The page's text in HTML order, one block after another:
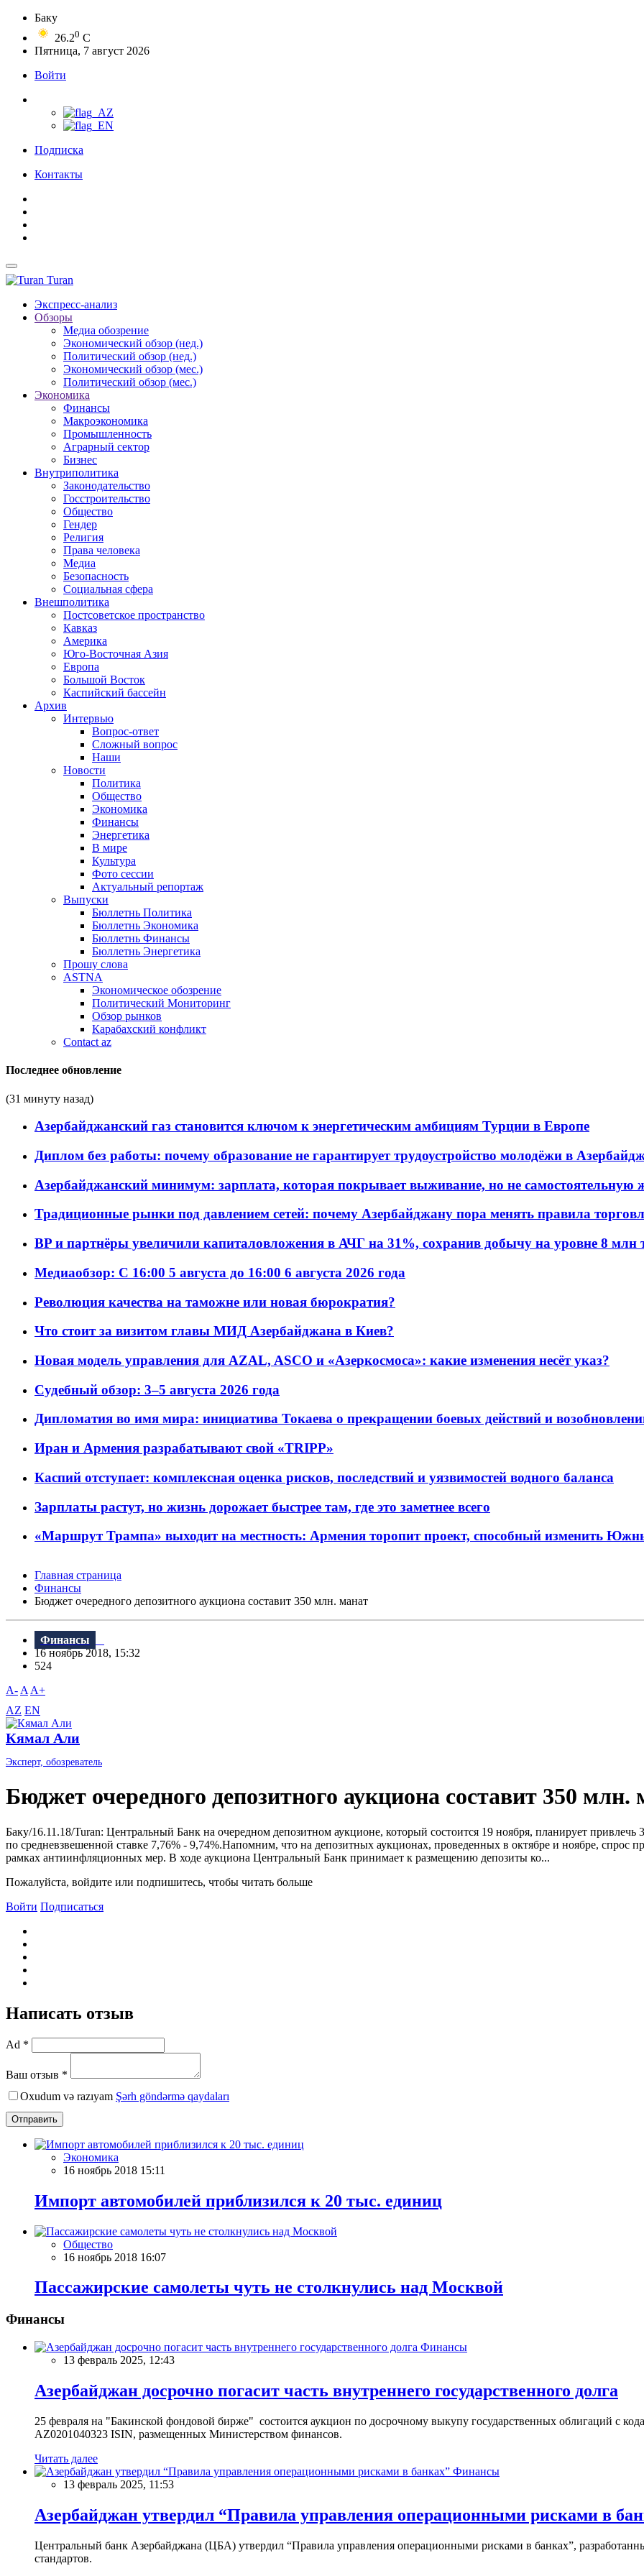
Баку
26.20 C
Пятница, 7 август 2026
Войти
Подписка
Контакты
Turan
Экспресс-анализ
Обзоры
Медиа обозрение
Экономический обзор (нед.)
Политический обзор (нед.)
Экономический обзор (мес.)
Политический обзор (мес.)
Экономика
Финансы
Макроэкономика
Промышленность
Аграрный сектор
Бизнес
Внутриполитика
Законодательство
Госстроительство
Общество
Гендер
Религия
Права человека
Медиа
Безопасность
Социальная сфера
Внешполитика
Постсоветское пространство
Кавказ
Америка
Юго-Восточная Азия
Европа
Большой Восток
Каспийский бассейн
Архив
Интервью
Вопрос-ответ
Сложный вопрос
Наши
Новости
Политика
Общество
Экономика
Финансы
Энергетика
В мире
Культура
Фото сессии
Актуальный репортаж
Выпуски
Бюллетнь Политика
Бюллетнь Экономика
Бюллетнь Финансы
Бюллетнь Энергетика
Прошу слова
ASTNA
Экономическое обозрение
Политический Мониторинг
Обзор рынков
Карабахский конфликт
Contact az
Последнее обновление
(31 минуту назад)
Азербайджанский газ становится ключом к энергетическим амбициям Турции в Европе
Диплом без работы: почему образование не гарантирует трудоустройство молодёжи в
Азербайджанский минимум: зарплата, которая покрывает выживание, но не самостоятельную
Традиционные рынки под давлением сетей: почему Азербайджану пора менять правила
BP и партнёры увеличили капиталовложения в АЧГ на 31%, сохранив добычу на уровне 8 млн
Медиаобзор: С 16:00 5 августа до 16:00 6 августа 2026 года
Революция качества на таможне или новая бюрократия?
Что стоит за визитом главы МИД Азербайджана в Киев?
Новая модель управления для AZAL, ASCO и «Азеркосмоса»: какие изменения несёт указ?
Судебный обзор: 3–5 августа 2026 года
Дипломатия во имя мира: инициатива Токаева о прекращении боевых действий и
Иран и Армения разрабатывают свой «TRIPP»
Каспий отступает: комплексная оценка рисков, последствий и уязвимостей водного баланса
Зарплаты растут, но жизнь дорожает быстрее там, где это заметнее всего
«Маршрут Трампа» выходит на местность: Армения торопит проект, способный изменить
Главная страница
Финансы
Бюджет очередного депозитного аукциона составит 350 млн. манат
Финансы
16 ноябрь 2018, 15:32
524
A- A A+
AZ EN
Кямал Али
Эксперт, обозреватель
Бюджет очередного депозитного аукциона составит 350 млн.
Баку/16.11.18/Turan: Центральный Банк на очередном депозитном аукционе, который состоится 19 ноября, планирует
по средневзвешенной ставке 7,76% - 9,74%.Напомним, что на депозитных аукционах, проведенных в октябре и ноябре, спрос
рамках антиинфляционных мер. B ходе аукциона Центральный Банк принимает к размещению депозиты ко...
Пожалуйста, войдите или подпишитесь, чтобы читать больше
Войти Подписаться
Написать отзыв
Ad *
Ваш отзыв *
Oxudum və razıyam Şərh göndərmə qaydaları
Отправить
Экономика
16 ноябрь 2018 15:11
Импорт автомобилей приблизился к 20 тыс. единиц
Общество
16 ноябрь 2018 16:07
Пассажирские самолеты чуть не столкнулись над Москвой
Финансы
Финансы
13 февраль 2025, 12:43
Азербайджан досрочно погасит часть внутреннего государственного долга
25 февраля на "Бакинской фондовой бирже" состоится аукцион по досрочному выкупу государственных облигаций с
AZ0201040323 ISIN, размещенных Министерством финансов.
Читать далее
Финансы
13 февраль 2025, 11:53
Азербайджан утвердил “Правила управления операционными рисками в
Центральный банк Азербайджана (ЦБА) утвердил “Правила управления операционными рисками в банках”,
стандартов.